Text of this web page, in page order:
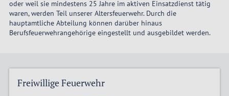
oder weil sie mindestens 25 Jahre im aktiven Einsatzdienst tätig
waren, werden Teil unserer Altersfeuerwehr. Durch die
hauptamtliche Abteilung können darüber hinaus
Berufsfeuerwehrangehörige eingestellt und ausgebildet werden.
Freiwillige Feuerwehr